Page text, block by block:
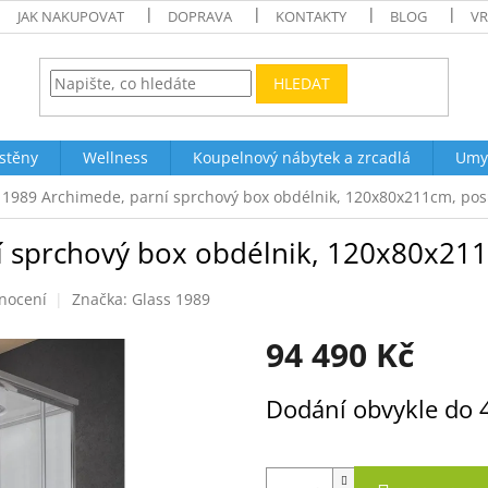
JAK NAKUPOVAT DOPRAVA KONTAKTY BLOG
HLEDAT
Wellness Koupelnový nábytek a zrcadlá
1989 Archimede, parní sprchový box obdélnik, 120x80x211cm,
box obdélnik,
Značka: Glass 1989
94 490 Kč
cena:
Dodání obvykle do